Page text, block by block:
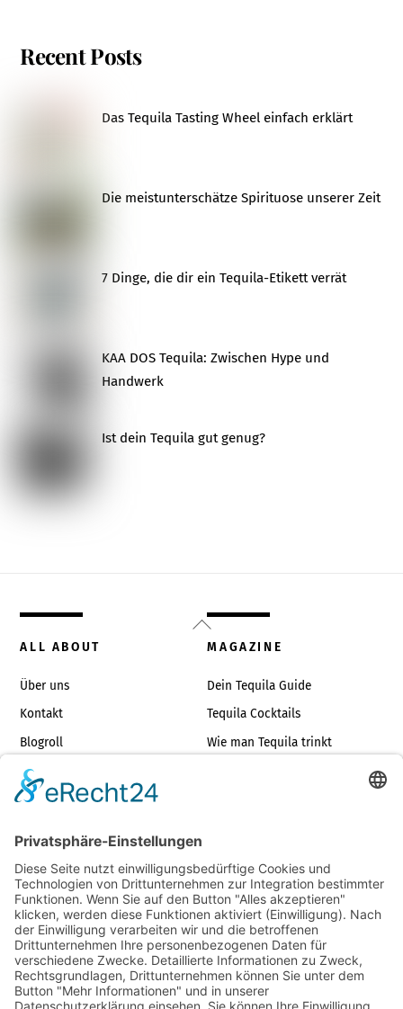
Recent Posts
Das Tequila Tasting Wheel einfach erklärt
Die meistunterschätze Spirituose unserer Zeit
7 Dinge, die dir ein Tequila-Etikett verrät
KAA DOS Tequila: Zwischen Hype und
Handwerk
Ist dein Tequila gut genug?
Back
To
ALL ABOUT
Über uns
Kontakt
Blogroll
Impressum
MAGAZINE
Dein Tequila Guide
Tequila Cocktails
Wie man Tequila trinkt
TOP TEQUILAS
Tequilas unter €35
Die besten Blancos
Die besten Reposados
Tequila Store Finder
Tequila Dos & Don’ts
Tequilasprüche
Geschenkideen
Tequila vs. Whisky